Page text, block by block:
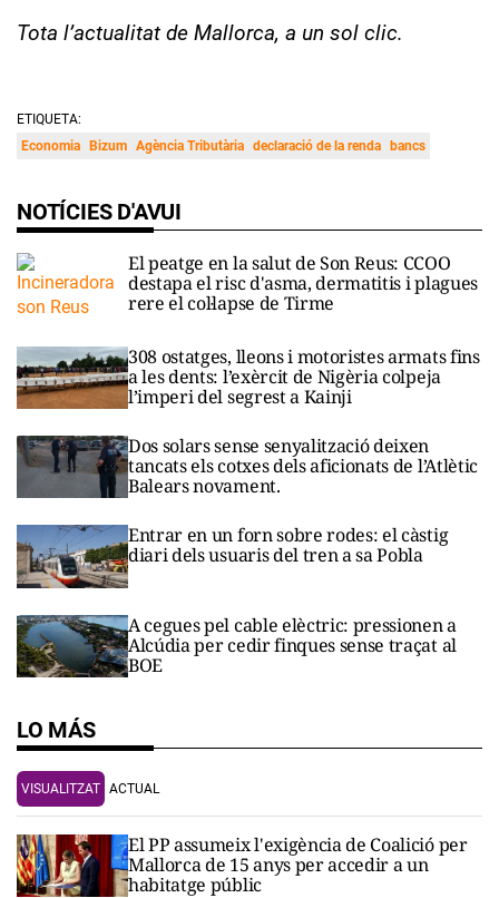
Tota l’actualitat de Mallorca, a un sol clic.
ETIQUETA:
Economia Bizum Agència Tributària declaració de la renda bancs
NOTÍCIES D'AVUI
El peatge en la salut de Son Reus: CCOO
destapa el risc d'asma, dermatitis i plagues
rere el col·lapse de Tirme
308 ostatges, lleons i motoristes armats fins
a les dents: l’exèrcit de Nigèria colpeja
l’imperi del segrest a Kainji
Dos solars sense senyalització deixen
tancats els cotxes dels aficionats de l’Atlètic
Balears novament.
Entrar en un forn sobre rodes: el càstig
diari dels usuaris del tren a sa Pobla
A cegues pel cable elèctric: pressionen a
Alcúdia per cedir finques sense traçat al
BOE
LO MÁS
VISUALITZAT ACTUAL
El PP assumeix l'exigència de Coalició per
Mallorca de 15 anys per accedir a un
habitatge públic